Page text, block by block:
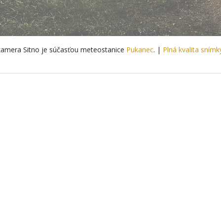
Sitno je súčasťou meteostanice Pukanec. | Plná kvalita